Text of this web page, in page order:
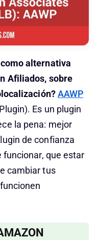
alternativa
Afiliados, sobre
AAWP
Es un plugin
la pena: mejor
de confianza
funcionar, que estar
cambiar tus